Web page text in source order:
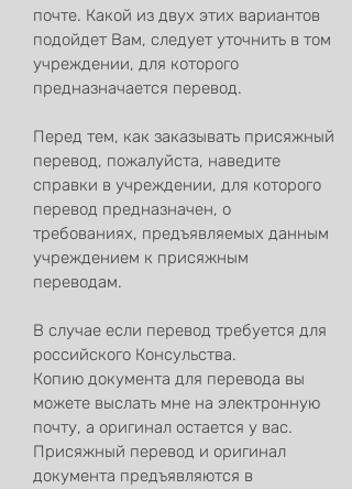
почте. Какой из двух этих вариантов
подойдет Вам, следует уточнить в том
учреждении, для которого
предназначается перевод.
Перед тем, как заказывать присяжный
перевод, пожалуйста, наведите
справки в учреждении, для которого
перевод предназначен, о
требованиях, предъявляемых данным
учреждением к присяжным
переводам.
В случае если перевод требуется для
российского Консульства.
Копию документа для перевода вы
можете выслать мне на электронную
почту, а оригинал остается у вас.
Присяжный перевод и оригинал
документа предъявляются в